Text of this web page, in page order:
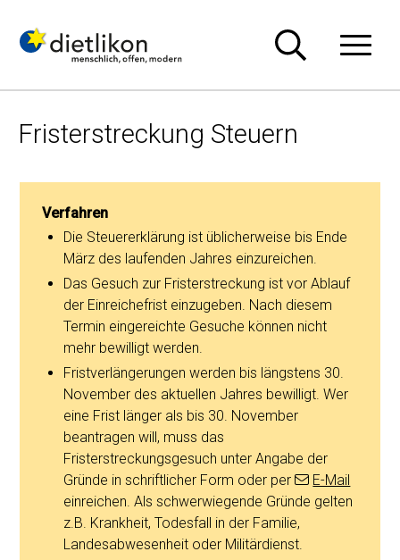
Fristerstreckung Steuern
Verfahren
Die Steuererklärung ist üblicherweise bis Ende
März des laufenden Jahres einzureichen.
Das Gesuch zur Fristerstreckung ist vor Ablauf
der Einreichefrist einzugeben. Nach diesem
Termin eingereichte Gesuche können nicht
mehr bewilligt werden.
Fristverlängerungen werden bis längstens 30.
November des aktuellen Jahres bewilligt. Wer
eine Frist länger als bis 30. November
beantragen will, muss das
Fristerstreckungsgesuch unter Angabe der
Gründe in schriftlicher Form oder per
E-Mail
einreichen. Als schwerwiegende Gründe gelten
z.B. Krankheit, Todesfall in der Familie,
Landesabwesenheit oder Militärdienst.